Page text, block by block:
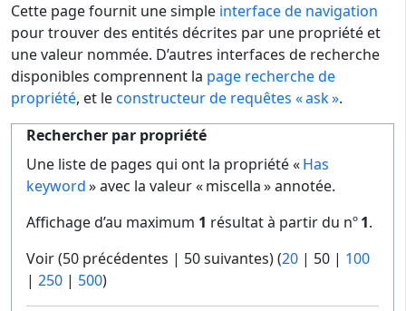
Cette page fournit une simple interface de navigation
pour trouver des entités décrites par une propriété et
une valeur nommée. D’autres interfaces de recherche
disponibles comprennent la page recherche de
propriété, et leconstructeur de requêtes « ask ».
Rechercher par propriété
Une liste de pages qui ont la propriété «Has
keyword» avec la valeur « miscella » annotée.
Affichage d’au maximum 1 résultat à partir du nº1.
Voir (50 précédentes | 50 suivantes) (20 | 50 | 100
| 250 | 500)